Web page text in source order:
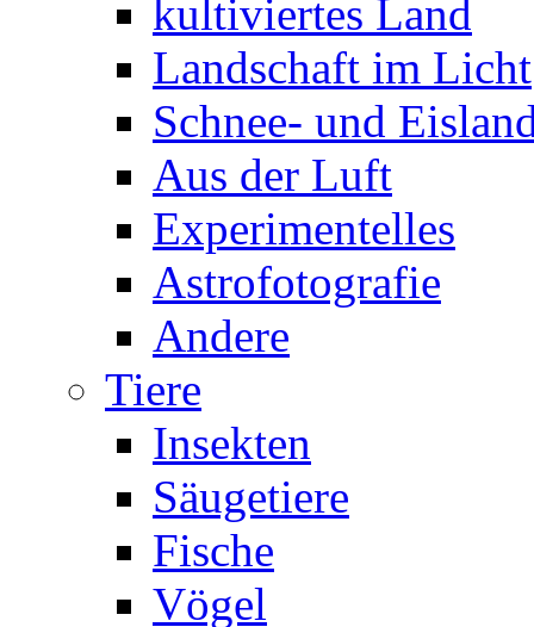
kultiviertes Land
Landschaft im Licht
Schnee- und
Aus der Luft
Experimentelles
Astrofotografie
Andere
Tiere
Insekten
Säugetiere
Fische
Vögel